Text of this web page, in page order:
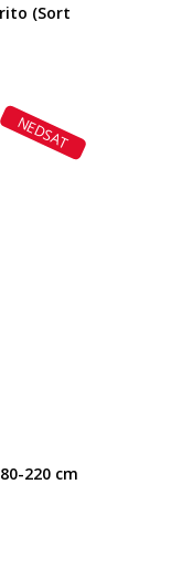
(Sort
NEDSAT
220 cm